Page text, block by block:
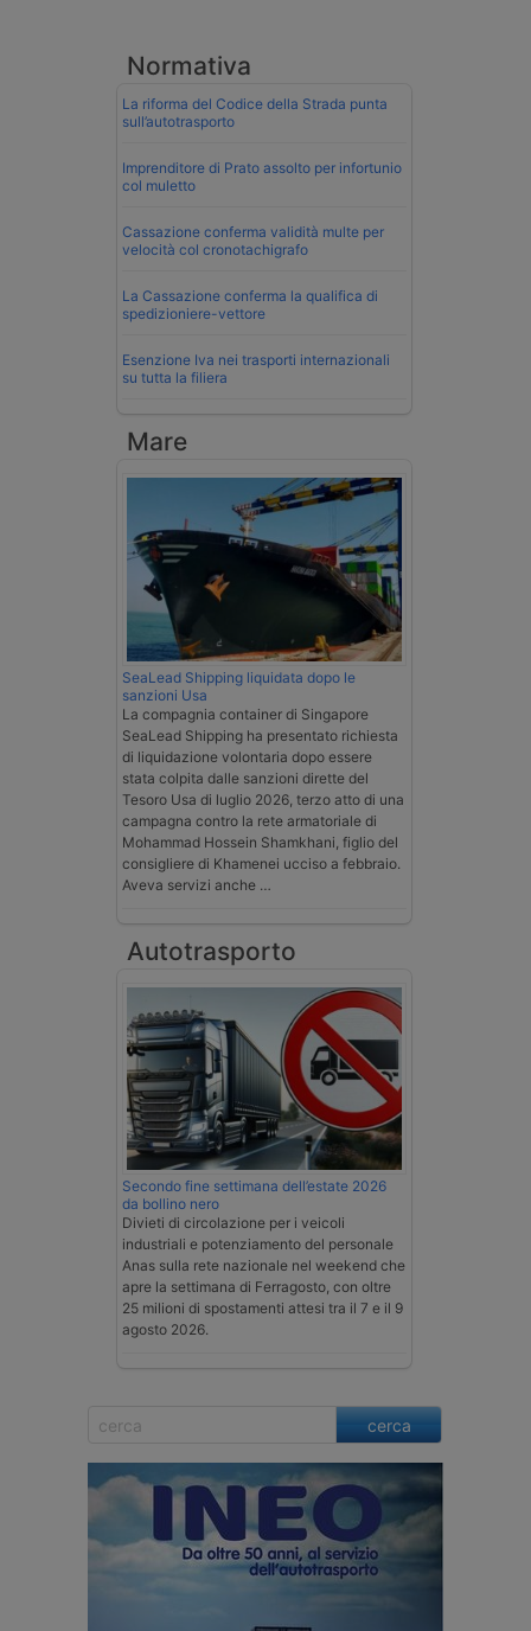
Normativa
La riforma del Codice della Strada punta
sull’autotrasporto
Imprenditore di Prato assolto per infortunio
col muletto
Cassazione conferma validità multe per
velocità col cronotachigrafo
La Cassazione conferma la qualifica di
spedizioniere-vettore
Esenzione Iva nei trasporti internazionali
su tutta la filiera
Mare
SeaLead Shipping liquidata dopo le
sanzioni Usa
La compagnia container di Singapore
SeaLead Shipping ha presentato richiesta
di liquidazione volontaria dopo essere
stata colpita dalle sanzioni dirette del
Tesoro Usa di luglio 2026, terzo atto di una
campagna contro la rete armatoriale di
Mohammad Hossein Shamkhani, figlio del
consigliere di Khamenei ucciso a febbraio.
Aveva servizi anche …
Autotrasporto
Secondo fine settimana dell’estate 2026
da bollino nero
Divieti di circolazione per i veicoli
industriali e potenziamento del personale
Anas sulla rete nazionale nel weekend che
apre la settimana di Ferragosto, con oltre
25 milioni di spostamenti attesi tra il 7 e il 9
agosto 2026.
cerca